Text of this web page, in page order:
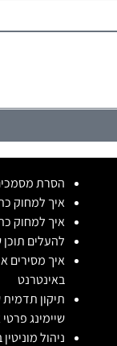
הסרת
איך למחוק
איך למחוק
להעלים תוכן
איך מסירים
באינטרנט
תיקון
שיימינג
ניהול מוניטין